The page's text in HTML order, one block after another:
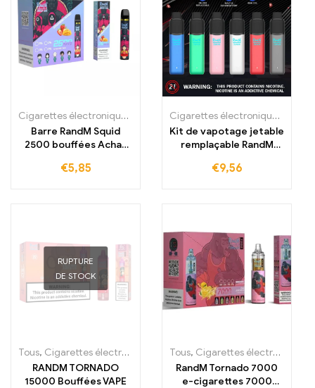
Cigarettes électroniques jetables ,Cigarettes électroniques
Barre RandM Squid
2500 bouffées Achat
€5,85
Cigarettes électroniques jetables
Kit de vapotage jetable
remplaçable RandM
€9,56
RUPTURE
DE STOCK
Tous, Cigarettes électroniques jetables ,Cigarettes électroniques
RANDM TORNADO
15000 Bouffées VAPE
Tous, Cigarettes électroniques jetables
RandM Tornado 7000
e-cigarettes 7000